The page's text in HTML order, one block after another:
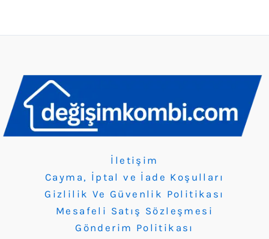
İletişim
Cayma, İptal ve İade Koşulları
Gizlilik Ve Güvenlik Politikası
Mesafeli Satış Sözleşmesi
Gönderim Politikası